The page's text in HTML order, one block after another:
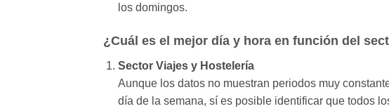
los domingos.
¿Cuál es el mejor día y hora en función del
Sector Viajes y Hostelería
Aunque los datos no muestran periodos muy
día de la semana, sí es posible identificar que todos